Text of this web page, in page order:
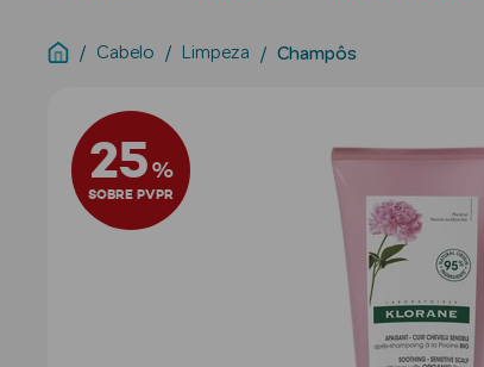
Cabelo Limpeza Champôs
25%
SOBRE PVPR